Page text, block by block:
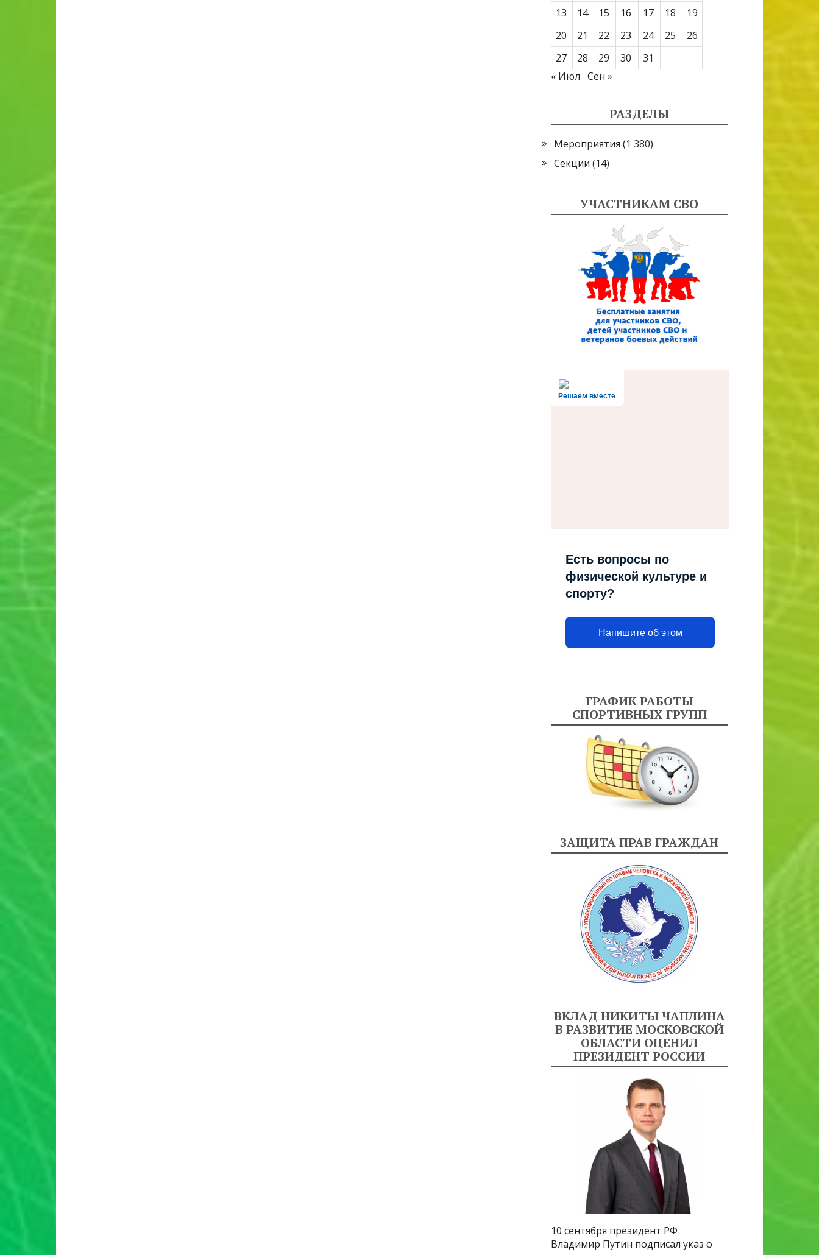
13
14 15 16 17 18
19
20
21 22 23 24 25
26
27
28 29 30
31
« Июл Сен »
РАЗДЕЛЫ
Мероприятия (1 380)
Секции (14)
УЧАСТНИКАМ СВО
Решаем вместе
Есть вопросы по
физической культуре и
спорту?
Напишите об этом
ГРАФИК РАБОТЫ
СПОРТИВНЫХ ГРУПП
ЗАЩИТА ПРАВ ГРАЖДАН
ВКЛАД НИКИТЫ ЧАПЛИНА
В РАЗВИТИЕ МОСКОВСКОЙ
ОБЛАСТИ ОЦЕНИЛ
ПРЕЗИДЕНТ РОССИИ
10 сентября президент РФ
Владимир Путин подписал указ о